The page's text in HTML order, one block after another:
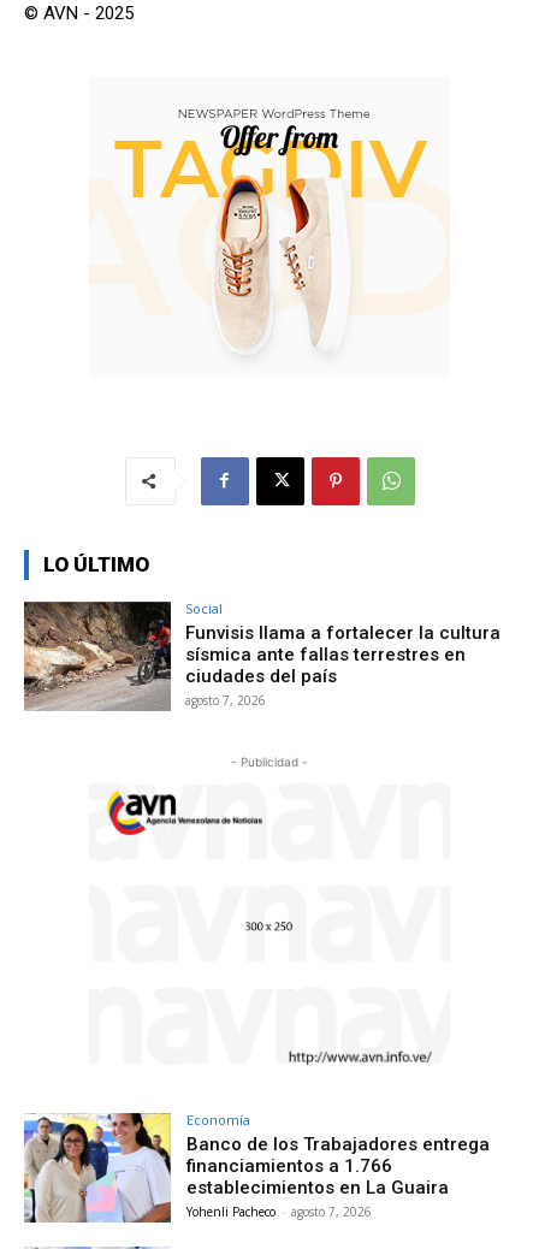
© AVN - 2025
LO ÚLTIMO
Social
Funvisis llama a fortalecer la cultura
sísmica ante fallas terrestres en
ciudades del país
agosto 7, 2026
- Publicidad -
Economía
Banco de los Trabajadores entrega
financiamientos a 1.766
establecimientos en La Guaira
Yohenli Pacheco - agosto 7, 2026